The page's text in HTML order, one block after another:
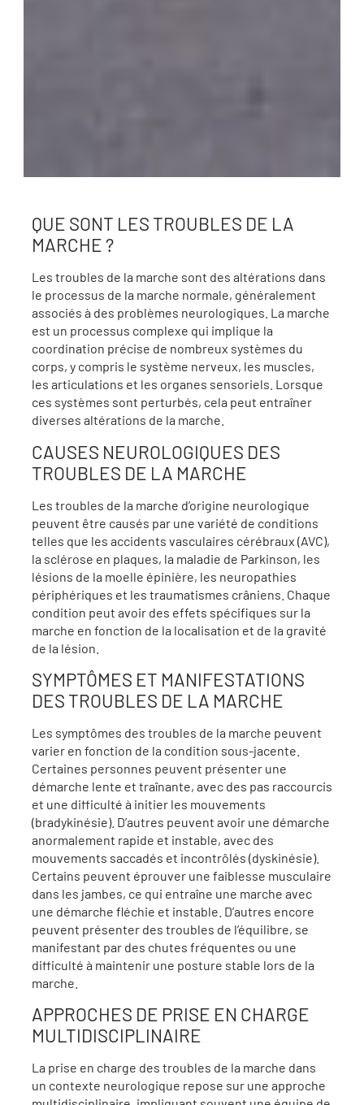
QUE SONT LES TROUBLES DE LA
MARCHE ?
Les troubles de la marche sont des altérations dans
le processus de la marche normale, généralement
associés à des problèmes neurologiques. La marche
est un processus complexe qui implique la
coordination précise de nombreux systèmes du
corps, y compris le système nerveux, les muscles,
les articulations et les organes sensoriels. Lorsque
ces systèmes sont perturbés, cela peut entraîner
diverses altérations de la marche.
CAUSES NEUROLOGIQUES DES
TROUBLES DE LA MARCHE
Les troubles de la marche d’origine neurologique
peuvent être causés par une variété de conditions
telles que les accidents vasculaires cérébraux (AVC),
la sclérose en plaques, la maladie de Parkinson, les
lésions de la moelle épinière, les neuropathies
périphériques et les traumatismes crâniens. Chaque
condition peut avoir des effets spécifiques sur la
marche en fonction de la localisation et de la gravité
de la lésion.
SYMPTÔMES ET MANIFESTATIONS
DES TROUBLES DE LA MARCHE
Les symptômes des troubles de la marche peuvent
varier en fonction de la condition sous-jacente.
Certaines personnes peuvent présenter une
démarche lente et traînante, avec des pas raccourcis
et une difficulté à initier les mouvements
(bradykinésie). D’autres peuvent avoir une démarche
anormalement rapide et instable, avec des
mouvements saccadés et incontrôlés (dyskinésie).
Certains peuvent éprouver une faiblesse musculaire
dans les jambes, ce qui entraîne une marche avec
une démarche fléchie et instable. D’autres encore
peuvent présenter des troubles de l’équilibre, se
manifestant par des chutes fréquentes ou une
difficulté à maintenir une posture stable lors de la
marche.
APPROCHES DE PRISE EN CHARGE
MULTIDISCIPLINAIRE
La prise en charge des troubles de la marche dans
un contexte neurologique repose sur une approche